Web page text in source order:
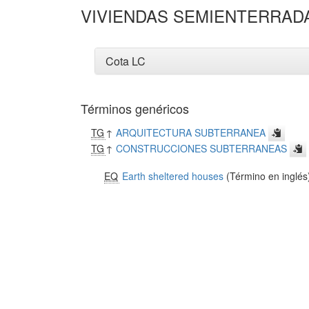
VIVIENDAS
Cota LC
Términos genéricos
TG ↑ARQUITECTURA SUBTERRANEA
TG ↑CONSTRUCCIONES SUBTERRANEAS
EQ Earth sheltered houses (Término en